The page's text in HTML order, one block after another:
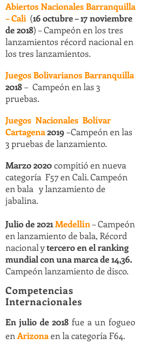
Abiertos Nacionales Barranquilla
– Cali (16 octubre – 17 noviembre
de 2018) – Campeón en los tres
lanzamientos récord nacional en
los tres lanzamientos.
Juegos Bolivarianos Barranquilla
2018– Campeón en las 3
pruebas.
Juegos Nacionales Bolívar
Cartagena2019–Campeón en las
3 pruebas de lanzamiento.
Marzo 2020compitió en nueva
categoría F57 en Cali. Campeón
en bala y lanzamiento de
jabalina.
Julio de 2021Medellín– Campeón
en lanzamiento de bala, Récord
nacional ytercero en el ranking
mundial con una marca de 14,36.
Campeón lanzamiento de disco.
Competencias
Internacionales
En julio de 2018 fue a un fogueo
enArizonaen la categoría F64.